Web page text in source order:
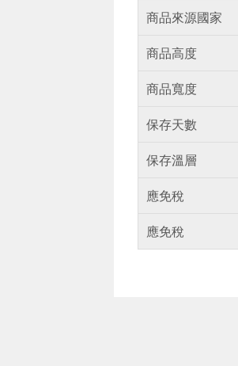
商品來源國家
商品高度
商品寬度
保存天數
保存溫層
應免稅
應免稅